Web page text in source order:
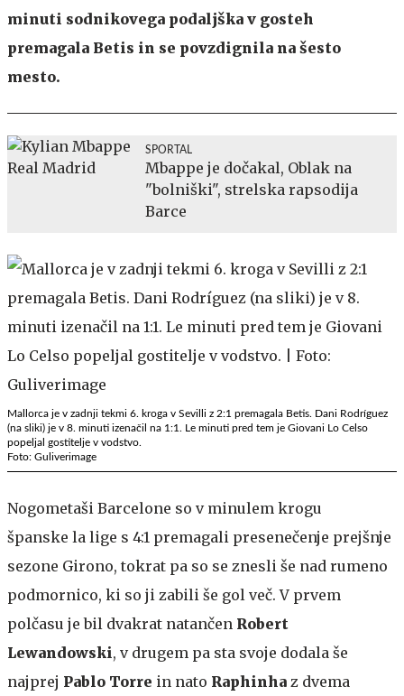
minuti sodnikovega podaljška v gosteh
premagala Betis in se povzdignila na šesto
mesto.
SPORTAL
Mbappe je dočakal, Oblak na
"bolniški", strelska rapsodija
Barce
Mallorca je v zadnji tekmi 6. kroga v Sevilli z 2:1 premagala Betis. Dani Rodríguez
(na sliki) je v 8. minuti izenačil na 1:1. Le minuti pred tem je Giovani Lo Celso
popeljal gostitelje v vodstvo.
Foto: Guliverimage
Nogometaši Barcelone so v minulem krogu
španske la lige s 4:1 premagali presenečenje prejšnje
sezone Girono, tokrat pa so se znesli še nad rumeno
podmornico, ki so ji zabili še gol več. V prvem
polčasu je bil dvakrat natančen Robert
Lewandowski, v drugem pa sta svoje dodala še
najprej Pablo Torre in nato Raphinha z dvema